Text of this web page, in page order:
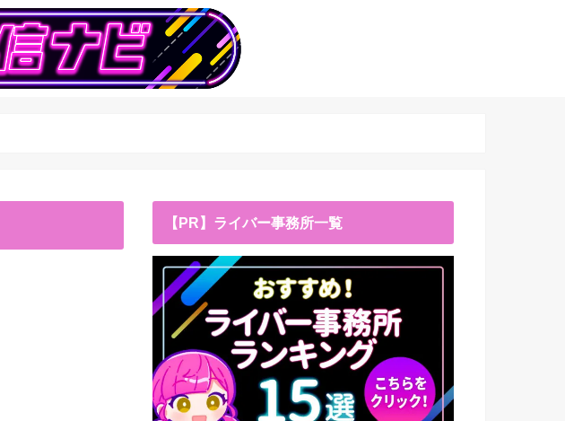
【PR】ライバー事務所一覧